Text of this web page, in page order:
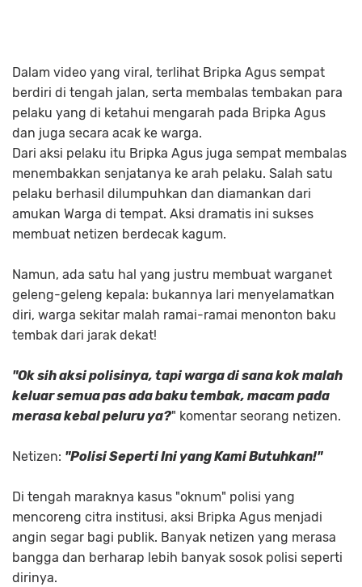
Dalam video yang viral, terlihat Bripka Agus sempat
berdiri di tengah jalan, serta membalas tembakan para
pelaku yang di ketahui mengarah pada Bripka Agus
dan juga secara acak ke warga.
Dari aksi pelaku itu Bripka Agus juga sempat membalas
menembakkan senjatanya ke arah pelaku. Salah satu
pelaku berhasil dilumpuhkan dan diamankan dari
amukan Warga di tempat. Aksi dramatis ini sukses
membuat netizen berdecak kagum.
Namun, ada satu hal yang justru membuat warganet
geleng-geleng kepala: bukannya lari menyelamatkan
diri, warga sekitar malah ramai-ramai menonton baku
tembak dari jarak dekat!
"Ok sih aksi polisinya, tapi warga di sana kok malah
keluar semua pas ada baku tembak, macam pada
merasa kebal peluru ya?" komentar seorang netizen.
Netizen: "Polisi Seperti Ini yang Kami Butuhkan!"
Di tengah maraknya kasus "oknum" polisi yang
mencoreng citra institusi, aksi Bripka Agus menjadi
angin segar bagi publik. Banyak netizen yang merasa
bangga dan berharap lebih banyak sosok polisi seperti
dirinya.